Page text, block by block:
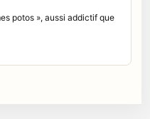
potos », aussi addictif que